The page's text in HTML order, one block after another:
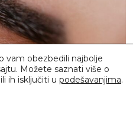
vam obezbedili najbolje
Možete saznati više o
ih isključiti u podešavanjima.
Banner